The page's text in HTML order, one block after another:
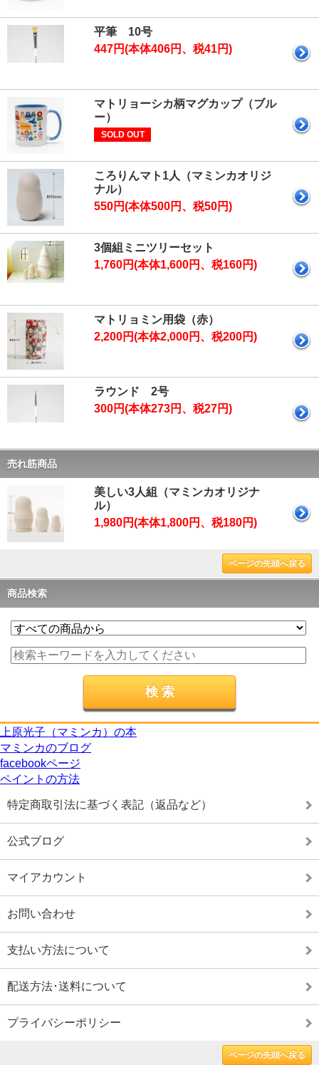
平筆 10号
447円(本体406円、税41円)
マトリョーシカ柄マグカップ（ブル
ー）
SOLD OUT
ころりんマト1人（マミンカオリジ
ナル）
550円(本体500円、税50円)
3個組ミニツリーセット
1,760円(本体1,600円、税160円)
マトリョミン用袋（赤）
2,200円(本体2,000円、税200円)
ラウンド 2号
300円(本体273円、税27円)
売れ筋商品
美しい3人組（マミンカオリジナ
ル）
1,980円(本体1,800円、税180円)
ページの先頭へ戻る
商品検索
上原光子（マミンカ）の本
マミンカのブログ
facebookページ
ペイントの方法
特定商取引法に基づく表記（返品など）
公式ブログ
マイアカウント
お問い合わせ
支払い方法について
配送方法･送料について
プライバシーポリシー
ページの先頭へ戻る